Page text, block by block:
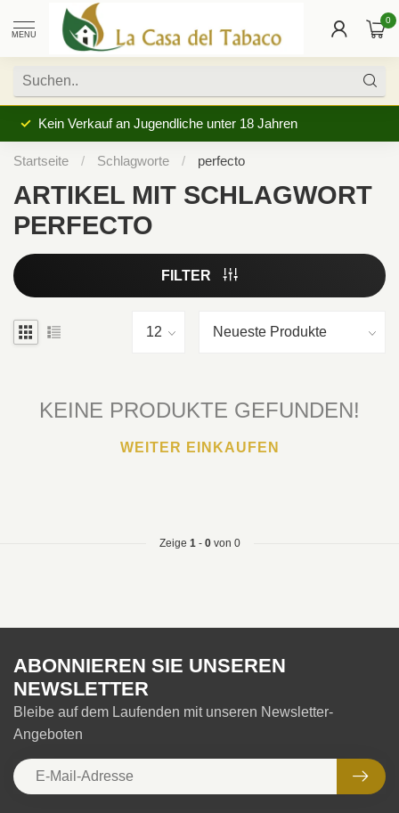
MENU
0
Kein Verkauf an Jugendliche unter 18 Jahren
Startseite / Schlagworte / perfecto
ARTIKEL MIT SCHLAGWORT
PERFECTO
FILTER
KEINE PRODUKTE GEFUNDEN!
WEITER EINKAUFEN
Zeige 1- 0von 0
ABONNIEREN SIE UNSEREN
NEWSLETTER
Bleibe auf dem Laufenden mit unseren Newsletter-
Angeboten